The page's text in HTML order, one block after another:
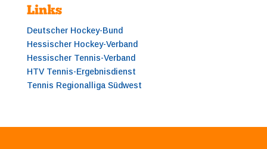
Links
Deutscher Hockey-Bund
Hessischer Hockey-Verband
Hessischer Tennis-Verband
HTV Tennis-Ergebnisdienst
Tennis Regionalliga Südwest